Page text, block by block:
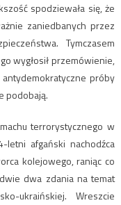
spodziewała się, że
zaniedbanych przez
Tymczasem
wygłosił przemówienie,
próby
podobają.
terrorystycznego w
afgański nachodźca
kolejowego, raniąc co
dwa zdania na temat
ukraińskiej. Wreszcie